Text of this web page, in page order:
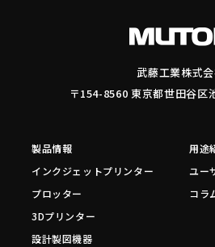
武藤工業株式
〒154-8560 東京都世田谷区
製品情報
インクジェットプリンター
プロッター
3Dプリンター
設計製図機器
用途
ユー
コラ